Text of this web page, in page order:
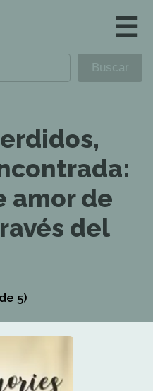
☰
amor de
del
de 5)